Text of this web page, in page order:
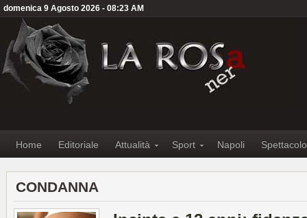
domenica 9 Agosto 2026 - 08:23 AM
Home Editoriale Attualità Sport Napoli Spettacolo
CONDANNA